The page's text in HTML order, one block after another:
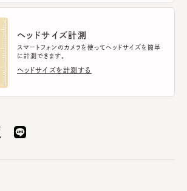
ヘッドサイズ計測
スマートフォンのカメラを使ってヘッドサイズを簡単
に計測できます。
ヘッドサイズを計測する